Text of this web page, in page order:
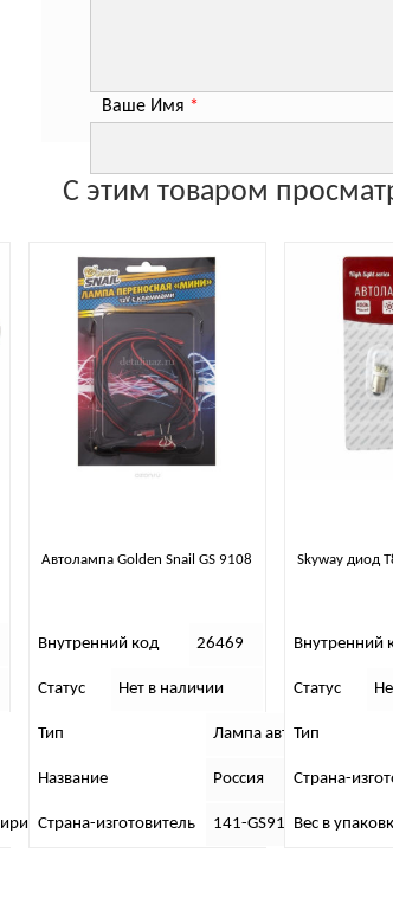
Ваше Имя *
С этим товаром
фар
Лампа автомобильная
х Высота), см 7 x 5 x 1
Автолампа Golden Snail GS 9108
Внутренний код 26469
Статус Нет в наличии
Тип Лампа автомобильная
Название Россия
Страна-изготовитель 141-GS9108
Skyway диод
Внутренний
Статус
Тип
Страна-
Вес в